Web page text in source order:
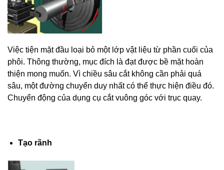
Việc tiện mặt đầu loại bỏ một lớp vật liệu từ phần cuối của
phôi. Thông thường, mục đích là đạt được bề mặt hoàn
thiện mong muốn. Vì chiều sâu cắt không cần phải quá
sâu, một đường chuyển duy nhất có thể thực hiện điều đó.
Chuyển động của dụng cụ cắt vuông góc với trục quay.
Tạo rãnh